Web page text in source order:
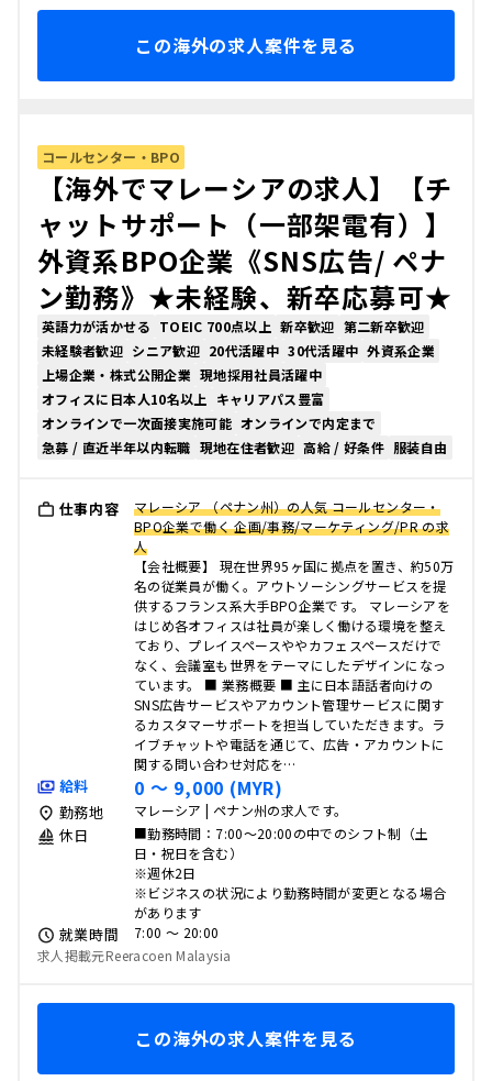
この海外の求人案件を見る
コールセンター・BPO
【海外でマレーシアの求人】【チ
ャットサポート（一部架電有）】
外資系BPO企業《SNS広告/ ペナ
ン勤務》★未経験、新卒応募可★
英語力が活かせる TOEIC 700点以上 新卒歓迎 第二新卒歓迎
未経験者歓迎 シニア歓迎 20代活躍中 30代活躍中 外資系企業
上場企業・株式公開企業 現地採用社員活躍中
オフィスに日本人10名以上
キャリアパス豊富
オンラインで一次面接実施可能 オンラインで内定まで
急募 / 直近半年以内転職 現地在住者歓迎 高給 / 好条件 服装自由
仕事内容
マレーシア （ペナン州）の人気 コールセンター・
BPO企業で働く 企画/事務/マーケティング/PR の求
人
【会社概要】 現在世界95ヶ国に拠点を置き、約50万
名の従業員が働く。アウトソーシングサービスを提
供するフランス系大手BPO企業です。 マレーシアを
はじめ各オフィスは社員が楽しく働ける環境を整え
ており、プレイスペースややカフェスペースだけで
なく、会議室も世界をテーマにしたデザインになっ
ています。 ■ 業務概要 ■ 主に日本語話者向けの
SNS広告サービスやアカウント管理サービスに関す
るカスタマーサポートを担当していただきます。ラ
イブチャットや電話を通じて、広告・アカウントに
関する問い合わせ対応を…
給料 0 〜 9,000 (MYR)
勤務地 マレーシア | ペナン州の求人です。
休日
■勤務時間：7:00～20:00の中でのシフト制（土
日・祝日を含む）
※週休2日
※ビジネスの状況により勤務時間が変更となる場合
があります
就業時間
7:00 〜 20:00
求人掲載元Reeracoen Malaysia
この海外の求人案件を見る